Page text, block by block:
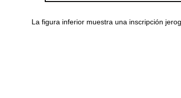
La figura inferior muestra una inscripción